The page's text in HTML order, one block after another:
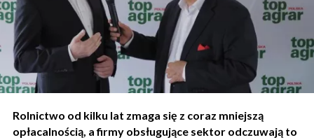
Rolnictwo od kilku lat zmaga się z coraz mniejszą
opłacalnością, a firmy obsługujące sektor odczuwają to